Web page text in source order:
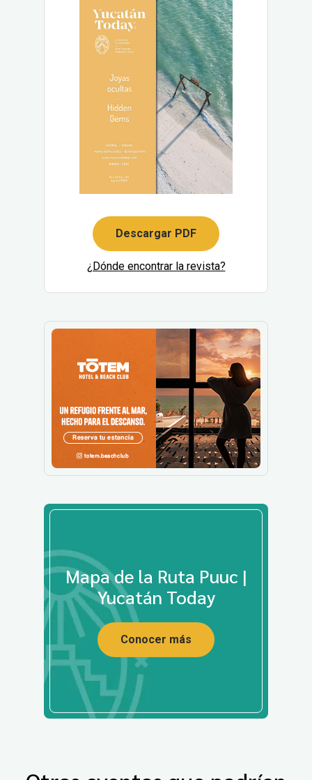
Descargar PDF
¿Dónde encontrar la revista?
Mapa de la Ruta Puuc |
Yucatán Today
Conocer más